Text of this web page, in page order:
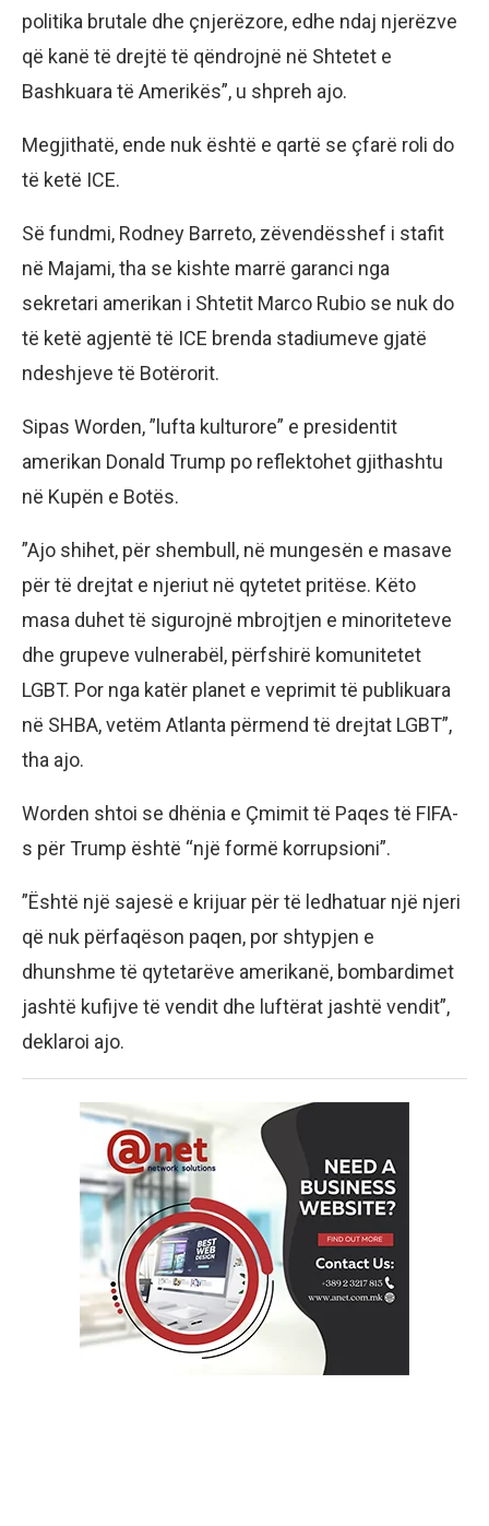
politika brutale dhe çnjerëzore, edhe ndaj njerëzve
që kanë të drejtë të qëndrojnë në Shtetet e
Bashkuara të Amerikës”, u shpreh ajo.
Megjithatë, ende nuk është e qartë se çfarë roli do
të ketë ICE.
Së fundmi, Rodney Barreto, zëvendësshef i stafit
në Majami, tha se kishte marrë garanci nga
sekretari amerikan i Shtetit Marco Rubio se nuk do
të ketë agjentë të ICE brenda stadiumeve gjatë
ndeshjeve të Botërorit.
Sipas Worden, ”lufta kulturore” e presidentit
amerikan Donald Trump po reflektohet gjithashtu
në Kupën e Botës.
”Ajo shihet, për shembull, në mungesën e masave
për të drejtat e njeriut në qytetet pritëse. Këto
masa duhet të sigurojnë mbrojtjen e minoriteteve
dhe grupeve vulnerabël, përfshirë komunitetet
LGBT. Por nga katër planet e veprimit të publikuara
në SHBA, vetëm Atlanta përmend të drejtat LGBT”,
tha ajo.
Worden shtoi se dhënia e Çmimit të Paqes të FIFA-
s për Trump është “një formë korrupsioni”.
”Është një sajesë e krijuar për të ledhatuar një njeri
që nuk përfaqëson paqen, por shtypjen e
dhunshme të qytetarëve amerikanë, bombardimet
jashtë kufijve të vendit dhe luftërat jashtë vendit”,
deklaroi ajo.